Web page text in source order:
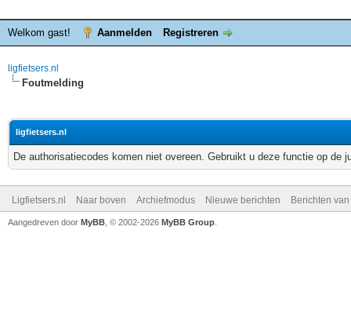
Welkom gast! Aanmelden Registreren
ligfietsers.nl
Foutmelding
ligfietsers.nl
De authorisatiecodes komen niet overeen. Gebruikt u deze functie op de
Ligfietsers.nl Naar boven Archiefmodus Nieuwe berichten Berichten
Aangedreven door MyBB , © 2002-2026 MyBB Group